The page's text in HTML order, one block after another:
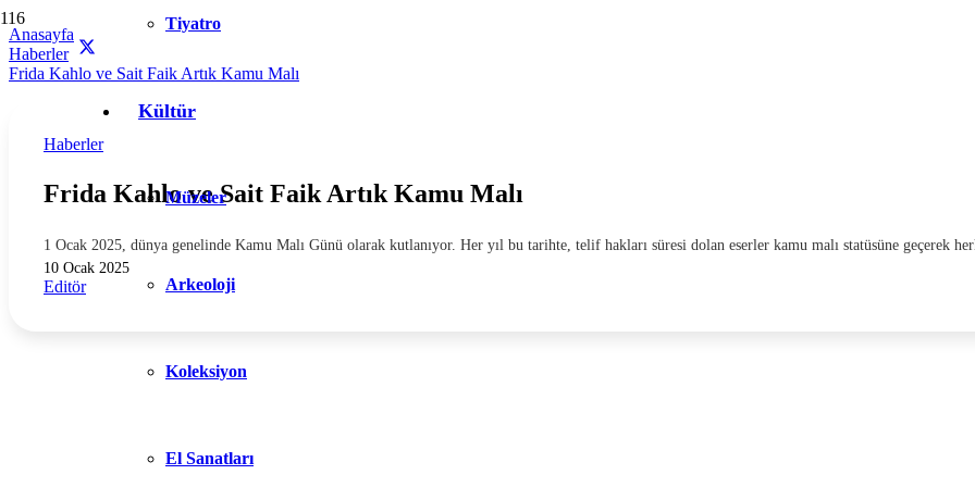
Tiyatro
Kültür
Müzeler
Arkeoloji
Koleksiyon
El Sanatları
Anasayfa
Haberler
Frida Kahlo ve Sait Faik Artık Kamu Malı
Haberler
Frida Kahlo ve Sait Faik Artık Kamu Malı
1 Ocak 2025, dünya genelinde Kamu Malı Günü olarak kutlanıyor. Her yıl bu tarihte, telif hakları süresi dolan eserler kamu malı statüsüne geçerek
10 Ocak 2025
Editör